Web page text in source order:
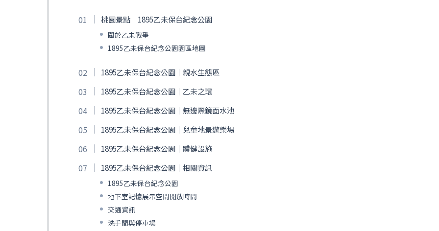
桃園景點｜1895乙未保台紀念公園
關於乙未戰爭
1895乙未保台紀念公園園區地圖
1895乙未保台紀念公園｜親水生態區
1895乙未保台紀念公園｜乙未之環
1895乙未保台紀念公園｜無邊際鏡面水池
1895乙未保台紀念公園｜兒童地景遊樂場
1895乙未保台紀念公園｜體健設施
1895乙未保台紀念公園｜相關資訊
1895乙未保台紀念公園
地下室記憶展示空間開放時間
交通資訊
洗手間與停車場